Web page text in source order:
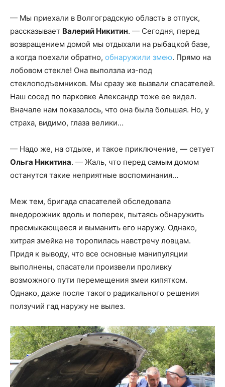
— Мы приехали в Волгоградскую область в отпуск,
рассказывает Валерий Никитин. — Сегодня, перед
возвращением домой мы отдыхали на рыбацкой базе,
а когда поехали обратно, обнаружили змею. Прямо на
лобовом стекле! Она выползла из-под
стеклоподъемников. Мы сразу же вызвали спасателей.
Наш сосед по парковке Александр тоже ее видел.
Вначале нам показалось, что она была большая. Но, у
страха, видимо, глаза велики…
— Надо же, на отдыхе, и такое приключение, — сетует
Ольга Никитина. — Жаль, что перед самым домом
останутся такие неприятные воспоминания…
Меж тем, бригада спасателей обследовала
внедорожник вдоль и поперек, пытаясь обнаружить
пресмыкающееся и выманить его наружу. Однако,
хитрая змейка не торопилась навстречу ловцам.
Придя к выводу, что все основные манипуляции
выполнены, спасатели произвели проливку
возможного пути перемещения змеи кипятком.
Однако, даже после такого радикального решения
ползучий гад наружу не вылез.